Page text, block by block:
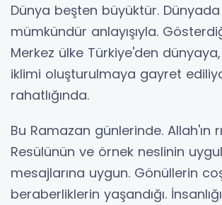
Dünya beşten büyüktür.
mümkündür anlayışıyla.
Merkez ülke Türkiye'den
iklimi oluşturulmaya gayret
rahatlığında.
Bu Ramazan günlerinde. Allah'ın
Resülünün ve örnek neslinin
mesajlarına uygun. Gönüllerin
beraberliklerin yaşandığı.